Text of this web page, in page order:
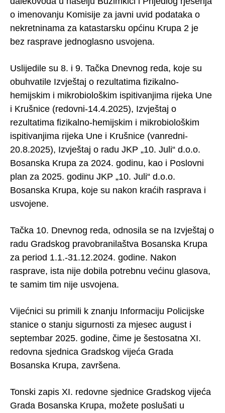
o imenovanju Komisije za javni uvid podataka o
nekretninama za katastarsku općinu Krupa 2 je
bez rasprave jednoglasno usvojena.
Uslijedile su 8. i 9. Tačka Dnevnog reda, koje su
obuhvatile Izvještaj o rezultatima fizikalno-
hemijskim i mikrobiološkim ispitivanjima rijeka Une
i Krušnice (redovni-14.4.2025), Izvještaj o
rezultatima fizikalno-hemijskim i mikrobiološkim
ispitivanjima rijeka Une i Krušnice (vanredni-
20.8.2025), Izvještaj o radu JKP „10. Juli“ d.o.o.
Bosanska Krupa za 2024. godinu, kao i Poslovni
plan za 2025. godinu JKP „10. Juli“ d.o.o.
Bosanska Krupa, koje su nakon kraćih rasprava i
usvojene.
Tačka 10. Dnevnog reda, odnosila se na Izvještaj o
radu Gradskog pravobranilaštva Bosanska Krupa
za period 1.1.-31.12.2024. godine. Nakon
rasprave, ista nije dobila potrebnu većinu glasova,
te samim tim nije usvojena.
Vijećnici su primili k znanju Informaciju Policijske
stanice o stanju sigurnosti za mjesec august i
septembar 2025. godine, čime je šestosatna XI.
redovna sjednica Gradskog vijeća Grada
Bosanska Krupa, završena.
Tonski zapis XI. redovne sjednice Gradskog vijeća
Grada Bosanska Krupa, možete poslušati u